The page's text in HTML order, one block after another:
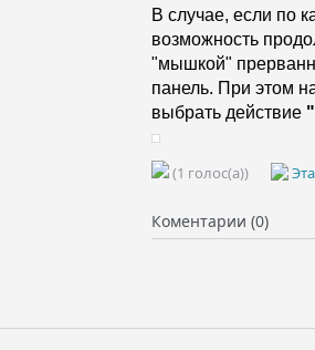
В случае, если по
возможность
"мышкой"
панель. При этом
выбрать действие
(1 голос(а))
Коментарии (0)